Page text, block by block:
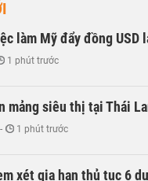
làm Mỹ đẩy đồng USD
1 phút trước
mảng siêu thị tại Thái
- 1 phút trước
xét gia hạn thủ tục 6